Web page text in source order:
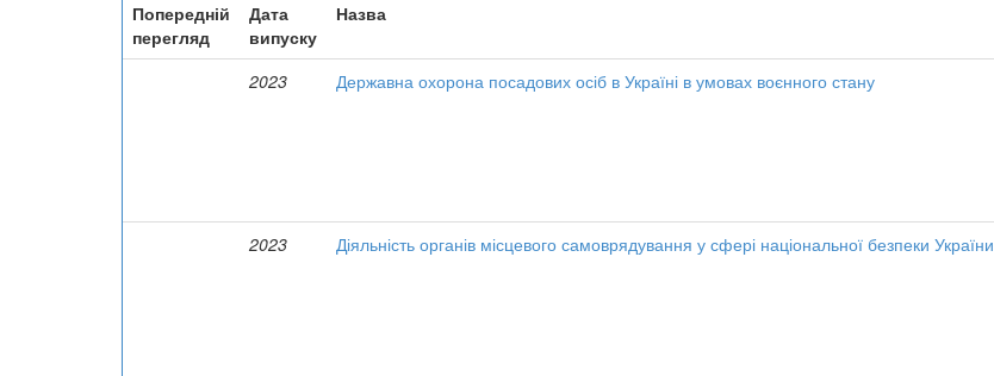
Попередній
перегляд
Дата
випуску
Назва
2023 Державна охорона посадових осіб в Україні в умовах воєнного стану
2023
Діяльність органів місцевого самоврядування у сфері національної безпеки України